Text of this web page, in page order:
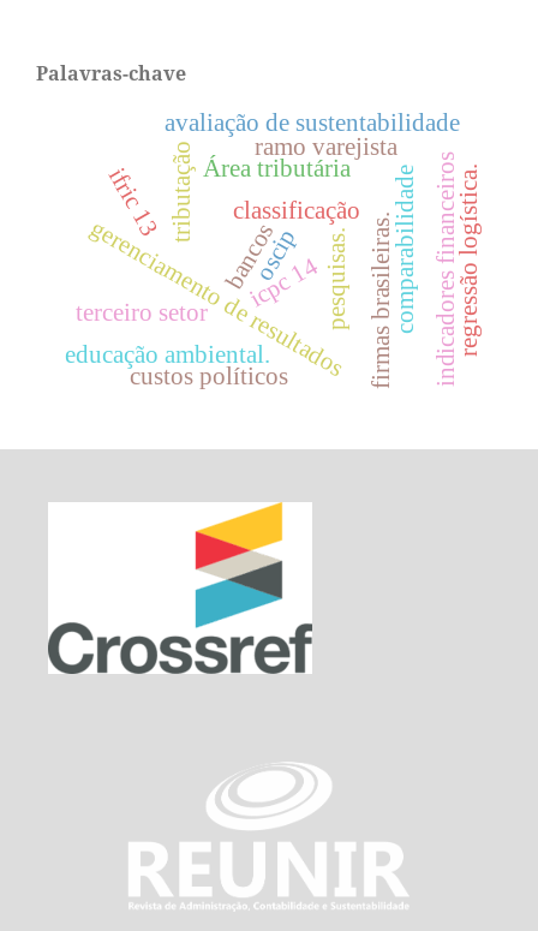
Palavras-chave
classificação
Área tributária
tributação
gerenciamento de resultadosfirmas brasileiras.
avaliação de sustentabilidade
bancos pesquisas.
terceiro setor
oscip
ramo varejista
educação ambiental.
custos políticos
ifric 13 comparabilidade
icpc 14 indicadores financeirosregressão logística.